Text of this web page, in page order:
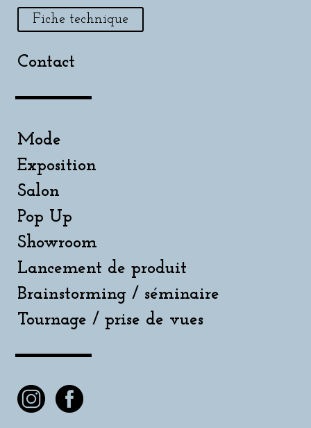
Fiche technique
Contact
Mode
Exposition
Salon
Pop Up
Showroom
Lancement de produit
Brainstorming / séminaire
Tournage / prise de vues